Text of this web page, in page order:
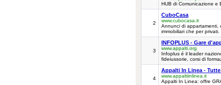
HUB di Comunicazione e
2
CuboCasa
www.cubocasa.it
Annunci di appartamenti,
immobiliari che per privati.
3
INFOPLUS - Gare
www.appalti.org
Infoplus é il leader
fideiussorie, corsi di
4
Appalti In Linea -
www.appaltiinlinea.it
Appalti In Linea: offre